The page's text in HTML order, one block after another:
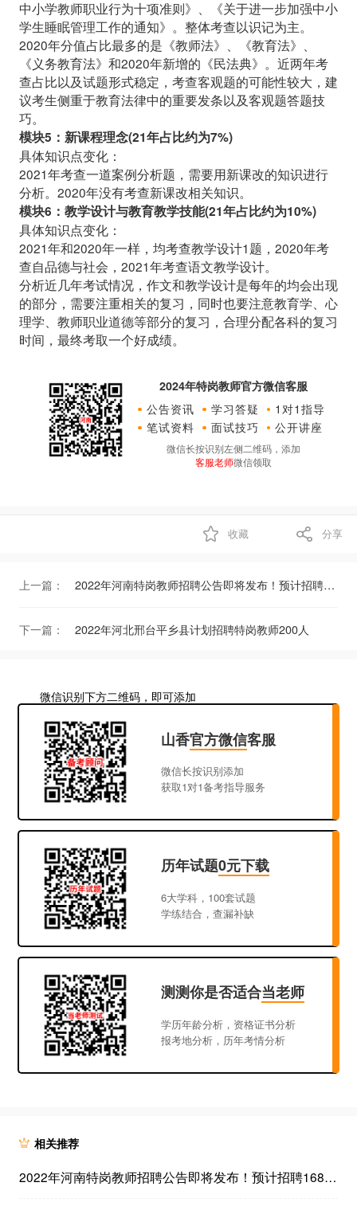
中小学教师职业行为十项准则》、《关于进一步加强中小
学生睡眠管理工作的通知》。整体考查以识记为主。
2020年分值占比最多的是《教师法》、《教育法》、
《义务教育法》和2020年新增的《民法典》。近两年考
查占比以及试题形式稳定，考查客观题的可能性较大，建
议考生侧重于教育法律中的重要发条以及客观题答题技
巧。
模块5：新课程理念(21年占比约为7%)
具体知识点变化：
2021年考查一道案例分析题，需要用新课改的知识进行
分析。2020年没有考查新课改相关知识。
模块6：教学设计与教育教学技能(21年占比约为10%)
具体知识点变化：
2021年和2020年一样，均考查教学设计1题，2020年考
查自品德与社会，2021年考查语文教学设计。
分析近几年考试情况，作文和教学设计是每年的均会出现
的部分，需要注重相关的复习，同时也要注意教育学、心
理学、教师职业道德等部分的复习，合理分配各科的复习
时间，最终考取一个好成绩。
2024年特岗教师官方微信客服
公告资讯
学习答疑
1对1指导
笔试资料
面试技巧 公开讲座
微信长按识别左侧二维码，添加
客服老师微信领取
收藏 分享
上一篇： 2022年河南特岗教师招聘公告即将发布！预计招聘16800人！
下一篇： 2022年河北邢台平乡县计划招聘特岗教师200人
微信识别下方二维码，即可添加
山香官方微信客服
微信长按识别添加
获取1对1备考指导服务
历年试题0元下载
6大学科，100套试题
学练结合，查漏补缺
测测你是否适合当老师
学历年龄分析，资格证书分析
报考地分析，历年考情分析
相关推荐
2022年河南特岗教师招聘公告即将发布！预计招聘16800人！